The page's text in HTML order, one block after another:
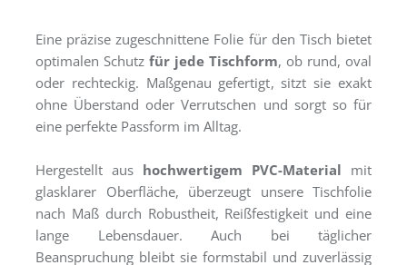
Eine präzise zugeschnittene Folie für den Tisch bietet
optimalen Schutz für jede Tischform, ob rund, oval
oder rechteckig. Maßgenau gefertigt, sitzt sie exakt
ohne Überstand oder Verrutschen und sorgt so für
eine perfekte Passform im Alltag.
Hergestellt aus hochwertigem PVC-Material mit
glasklarer Oberfläche, überzeugt unsere Tischfolie
nach Maß durch Robustheit, Reißfestigkeit und eine
lange Lebensdauer. Auch bei täglicher
Beanspruchung bleibt sie formstabil und zuverlässig